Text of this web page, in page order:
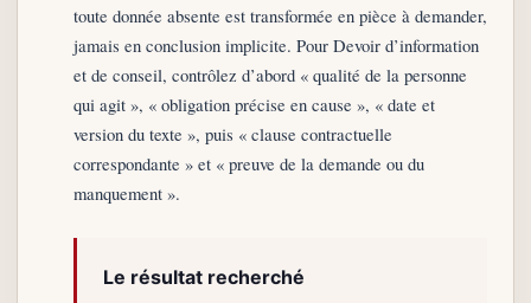
toute donnée absente est transformée en pièce à demander,
jamais en conclusion implicite. Pour Devoir d’information
et de conseil, contrôlez d’abord « qualité de la personne
qui agit », « obligation précise en cause », « date et
version du texte », puis « clause contractuelle
correspondante » et « preuve de la demande ou du
manquement ».
Le résultat recherché